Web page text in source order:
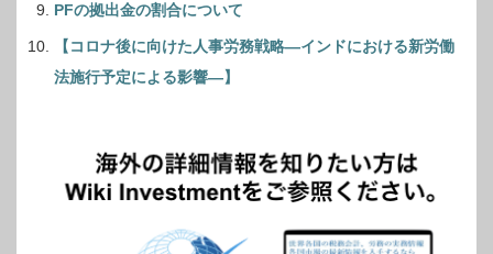
PFの拠出金の割合について
【コロナ後に向けた人事労務戦略―インドにおける新労働
法施行予定による影響―】